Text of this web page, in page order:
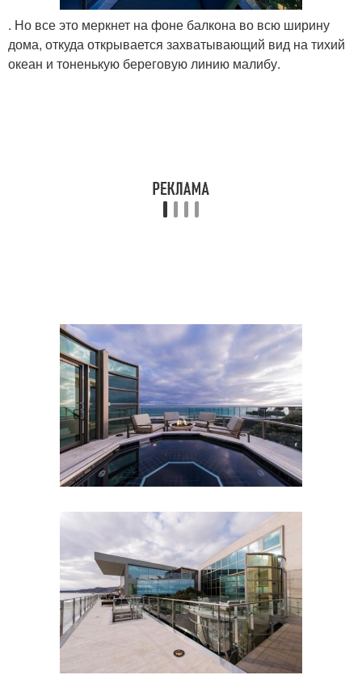
. Но все это меркнет на фоне балкона во всю ширину
дома, откуда открывается захватывающий вид на тихий
океан и тоненькую береговую линию малибу.